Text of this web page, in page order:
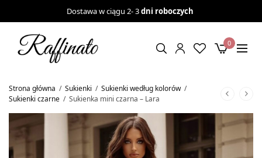
Dostawa w ciągu 2- 3dni roboczych
0
Strona główna / Sukienki / Sukienki według kolorów /
Sukienki czarne / Sukienka mini czarna – Lara